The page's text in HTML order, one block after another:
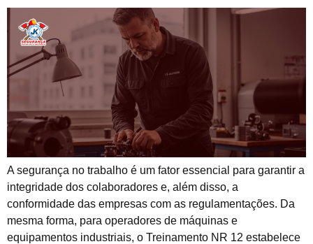
A segurança no trabalho é um fator essencial para garantir a
integridade dos colaboradores e, além disso, a
conformidade das empresas com as regulamentações. Da
mesma forma, para operadores de máquinas e
equipamentos industriais, o Treinamento NR 12 estabelece